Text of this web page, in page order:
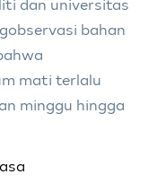
dan universitas
bahan
mati terlalu
minggu hingga